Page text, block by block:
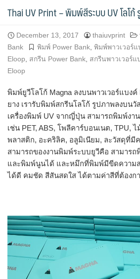
Thai UV Print – พิมพ์สีระบบ UV โลโ
พิมพ์ยูวีโลโก้พาวเวอร์แบงค์ Eloop สีฟ้
December 13, 2017 thaiuvprint
Bank
พิมพ์ Power Bank พิมพ์พาวเวอร์แ
Eloop
สกรีน Power Bank สกรีนพาวเวอร์แ
Eloop
พิมพ์ยูวีโลโก้ Magna ลงบนพาวเวอร์แบง
ยาง เรารับพิมพ์สกรีนโลโก้ รูปภาพลงบน
เครื่องพิมพ์ UV จากญี่ปุ่น สามารถพิมพ์งา
เช่น PET, ABS, โพลีคาร์บอนเนต, TPU,
พลาสติก, อะคริลิค, อลูมิเนียม, ละวัสดุที่มี
สามารถของงานพิมพ์ระบบยูวีคือ สามารถ
และพิมพ์นูนได้ และหมึกที่พิมพ์มีขีดความส
ได้ดี คมชัด สีสันสดใส ได้ตามค่าสีที่ต้องก